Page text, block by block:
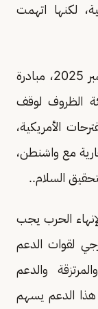
لكنها اتهمت
وأضاف أن الحكومة طرحت في 22 ديسمبر 2025، مبادرة
الظروف لوقف
الأمريكية،
مع واشنطن،
السلام..
الحرب يجب
لقوات الدعم
والدعم
هذا الدعم يسهم